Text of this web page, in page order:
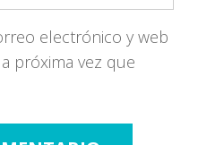
electrónico y web
próxima vez que